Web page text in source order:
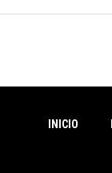
INICIO